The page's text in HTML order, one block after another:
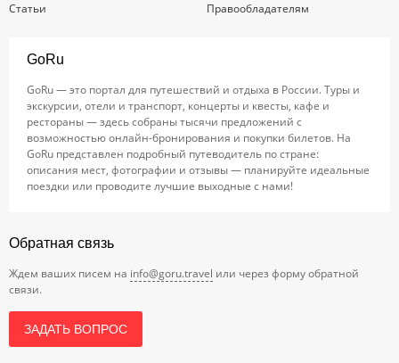
Статьи
Правообладателям
GoRu
GoRu — это портал для путешествий и отдыха в России. Туры и
экскурсии, отели и транспорт, концерты и квесты, кафе и
рестораны — здесь собраны тысячи предложений с
возможностью онлайн-бронирования и покупки билетов. На
GoRu представлен подробный путеводитель по стране:
описания мест, фотографии и отзывы — планируйте идеальные
поездки или проводите лучшие выходные с нами!
Обратная связь
Ждем ваших писем на info@goru.travel или через форму обратной
связи.
ЗАДАТЬ ВОПРОС